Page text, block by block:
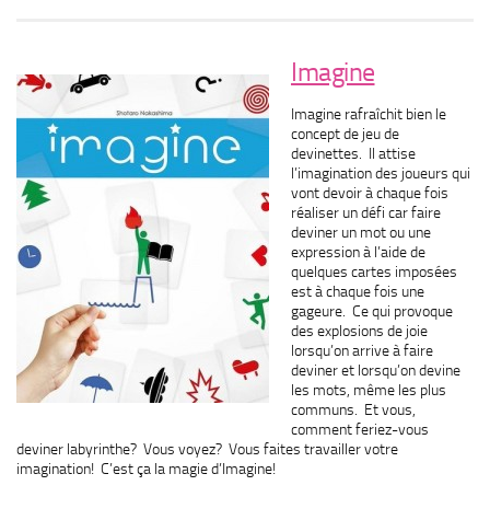
Imagine
Imagine rafraîchit bien le
concept de jeu de
devinettes. Il attise
l’imagination des joueurs qui
vont devoir à chaque fois
réaliser un défi car faire
deviner un mot ou une
expression à l’aide de
quelques cartes imposées
est à chaque fois une
gageure. Ce qui provoque
des explosions de joie
lorsqu’on arrive à faire
deviner et lorsqu’on devine
les mots, même les plus
communs. Et vous,
comment feriez-vous
deviner labyrinthe? Vous voyez? Vous faites travailler votre
imagination! C’est ça la magie d’Imagine!